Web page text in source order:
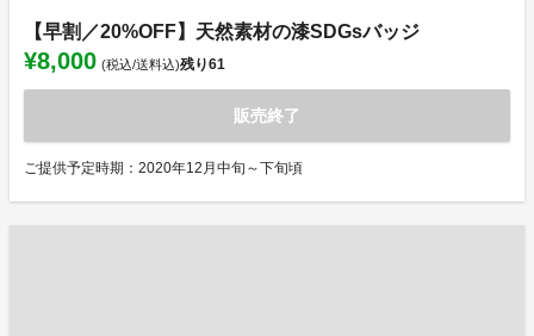
【早割／20%OFF】天然素材の漆SDGsバッジ
¥8,000 (税込/送料込)残り61
販売終了
ご提供予定時期：2020年12月中旬～下旬頃